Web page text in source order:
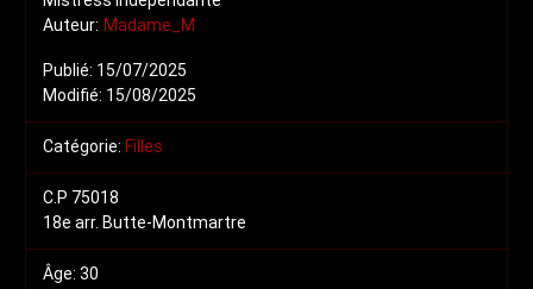
Auteur: Madame_M
Publié: 15/07/2025
Modifié: 15/08/2025
Catégorie: Filles
C.P 75018
18e arr. Butte-Montmartre
Âge: 30